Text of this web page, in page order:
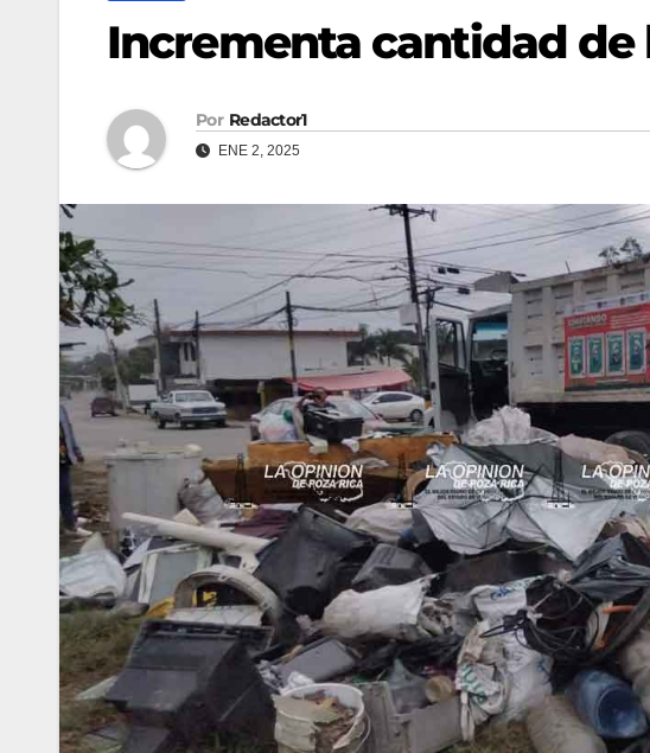
Incrementa cantidad de
Por Redactor1
ENE 2, 2025